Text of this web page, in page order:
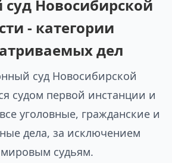
Новосибирской
- категории
дел
суд Новосибирской
судом первой инстанции и
уголовные, гражданские и
дела, за исключением
судьям.